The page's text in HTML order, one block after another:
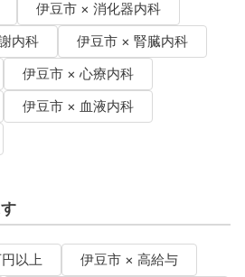
伊豆市 × 消化器内科
内科
伊豆市 × 腎臓内科
伊豆市 × 心療内科
伊豆市 × 血液内科
以上
伊豆市 × 高給与